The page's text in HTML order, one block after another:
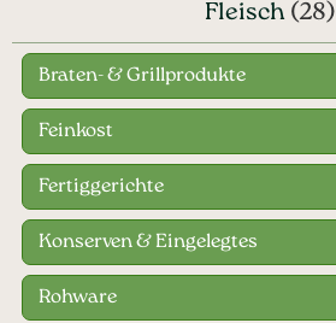
Fleisch (28)
Braten- & Grillprodukte
Feinkost
Fertiggerichte
Konserven & Eingelegtes
Rohware